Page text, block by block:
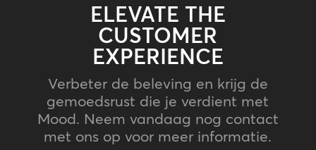
ELEVATE THE
CUSTOMER
EXPERIENCE
Verbeter de beleving en krijg de
gemoedsrust die je verdient met
Mood. Neem vandaag nog contact
met ons op voor meer informatie.